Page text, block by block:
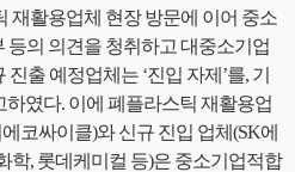
재활용업체 현장 방문에 이어 중소
등의 의견을 청취하고 대중소기업
출 예정업체는 ‘진입 자제’를, 기
하였다. 이에 폐플라스틱 재활용업
코싸이클)와 신규 진입 업체(SK에
학, 롯데케미컬 등)은 중소기업적합